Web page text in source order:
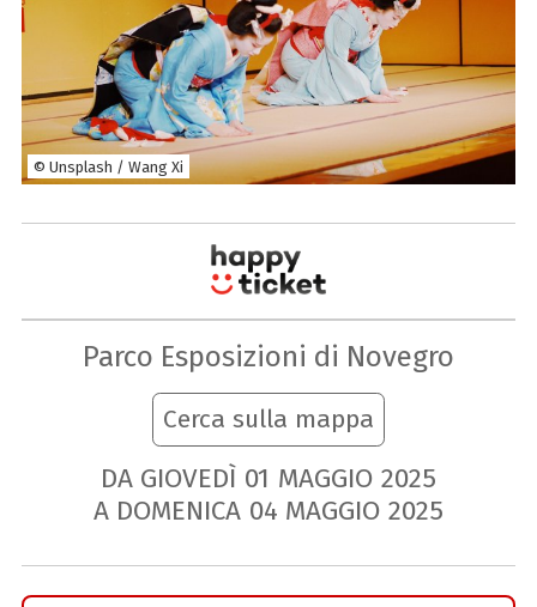
© Unsplash / Wang Xi
Parco Esposizioni di Novegro
Cerca sulla mappa
DA GIOVEDÌ 01 MAGGIO 2025
A DOMENICA 04 MAGGIO 2025